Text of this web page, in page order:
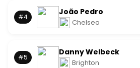
#4
João Pedro
Chelsea
#5
Danny Welbeck
Brighton